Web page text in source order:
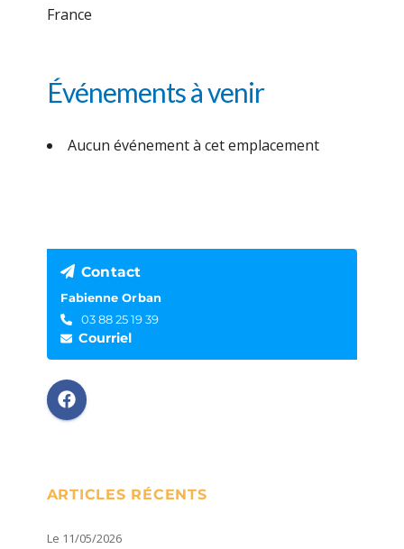
France
Événements à venir
Aucun événement à cet emplacement
Contact
Fabienne Orban
03 88 25 19 39
Courriel
ARTICLES RÉCENTS
Le 11/05/2026